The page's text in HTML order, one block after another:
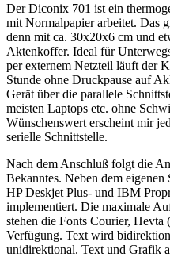
Der Diconix 701 ist ein
mit Normalpapier arbeitet. Das
denn mit ca. 30x20x6 cm und
Aktenkoffer. Ideal für
per externem Netzteil läuft der
Stunde ohne Druckpause auf
Gerät über die parallele
meisten Laptops etc. ohne
Wünschenswert erscheint mir
serielle Schnittstelle.
Nach dem Anschluß folgt die
Bekanntes. Neben dem eigenen
HP Deskjet Plus- und IBM
implementiert. Die maximale
stehen die Fonts Courier,
Verfügung. Text wird
unidirektional. Text und Grafik